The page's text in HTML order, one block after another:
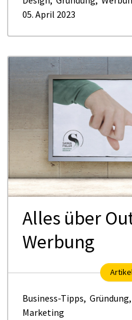
05. April 2023
Al­les über
Wer­bung
Business-Tipps, Gründung,
Marketing